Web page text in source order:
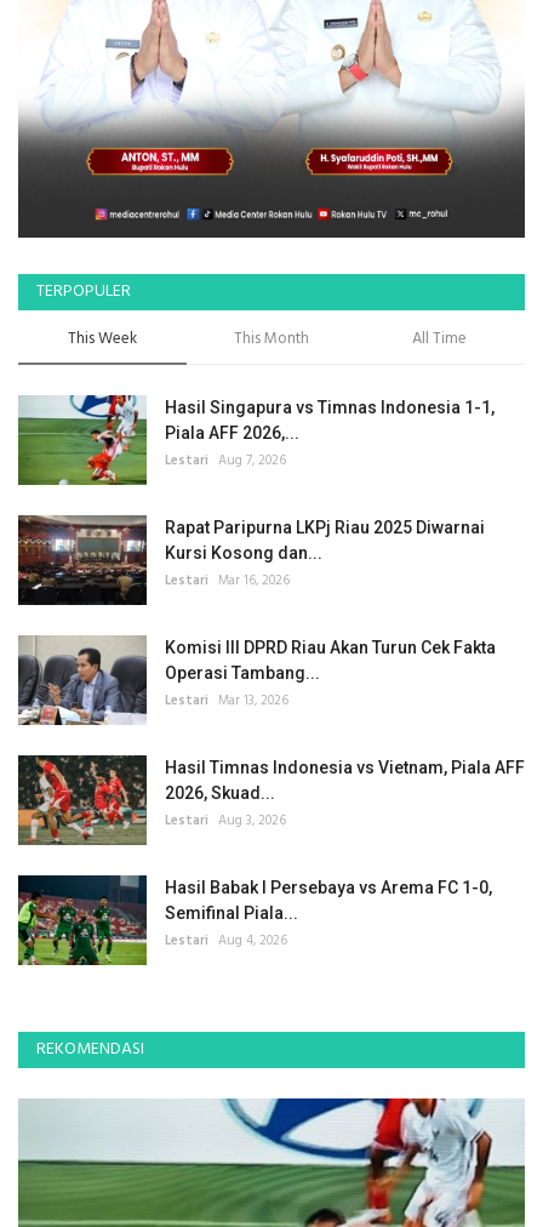
TERPOPULER
This Week This Month All Time
Hasil Singapura vs Timnas Indonesia 1-1,
Piala AFF 2026,...
Lestari Aug 7, 2026
Rapat Paripurna LKPj Riau 2025 Diwarnai
Kursi Kosong dan...
Lestari Mar 16, 2026
Komisi III DPRD Riau Akan Turun Cek Fakta
Operasi Tambang...
Lestari Mar 13, 2026
Hasil Timnas Indonesia vs Vietnam, Piala AFF
2026, Skuad...
Lestari Aug 3, 2026
Hasil Babak I Persebaya vs Arema FC 1-0,
Semifinal Piala...
Lestari Aug 4, 2026
REKOMENDASI